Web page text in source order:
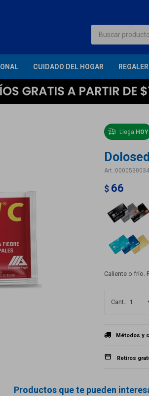
CUIDADO DEL HOGAR
Llega HOY
0000530034
$ 66
Caliente o frío.
1
Métodos y
Retiros
Productos que te pueden